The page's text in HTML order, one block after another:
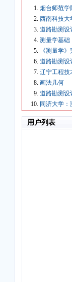
烟台师范学
西南科技大
道路勘测设
测量学基础
《测量学
道路勘测设
辽宁工程技
画法几何
道路勘测设
同济大学：
用户列表